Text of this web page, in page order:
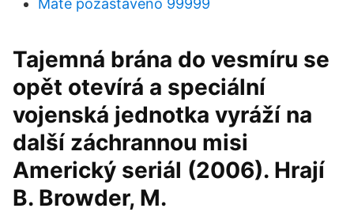
Máte pozastaveno 99999
Tajemná brána do vesmíru se
opět otevírá a speciální
vojenská jednotka vyráží na
další záchrannou misi
Americký seriál (2006). Hrají
B. Browder, M.